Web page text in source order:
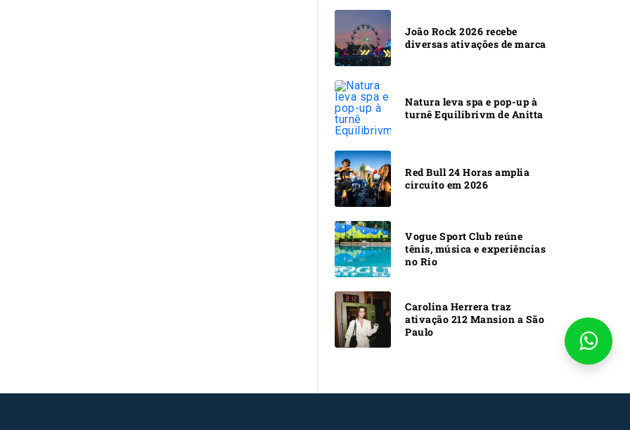
João Rock 2026 recebe
diversas ativações de marca
Natura leva spa e pop-up à
turnê Equilibrivm de Anitta
Red Bull 24 Horas amplia
circuito em 2026
Vogue Sport Club reúne
tênis, música e experiências
no Rio
Carolina Herrera traz
ativação 212 Mansion a São
Paulo